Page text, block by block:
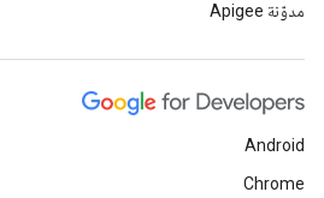
مدوّنة Apigee
Android
Chrome